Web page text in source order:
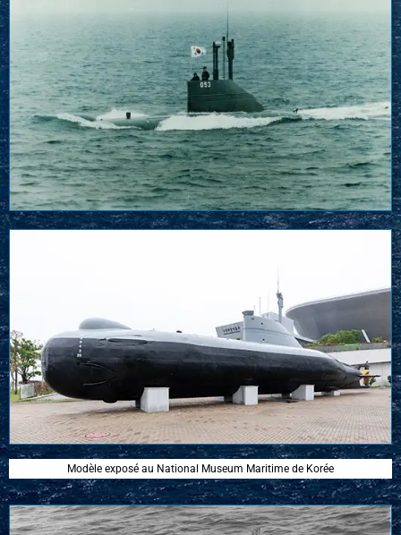
Modèle exposé au National Museum Maritime de Korée